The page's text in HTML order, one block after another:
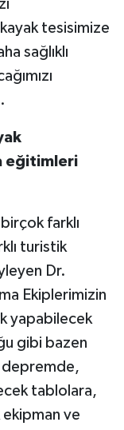
tesisimize
sağlıklı
eğitimleri
farklı
turistik
Dr.
Ekiplerimizin
yapabilecek
gibi bazen
depremde,
tablolara,
ve